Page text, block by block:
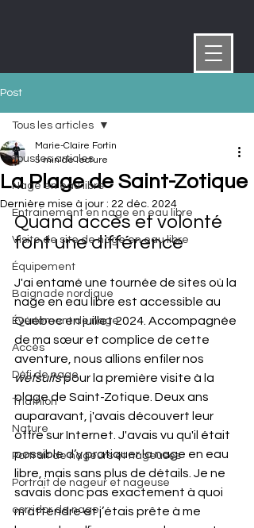
Post
Tous les articles
Nage en eau libre
Entrainement en nage en eau libre
Visite de site de nage en eau libre
Équipement
Baignade nordique
Événement de nage
Accès
Défi de nage
Triathlon
Nature
Portrait de nageurs et nageuses
Portrait de nageur et nageuse
corridor de nage
Tous les articles
La Plage de Saint-Zotique
Marie-Claire Fortin
5 min de lecture
Dernière mise à jour : 22 déc. 2024
Quand accès et volonté
font une différence
J'ai entamé une tournée de sites où la
nage en eau libre est accessible au
Québec en juillet 2024. Accompagnée
de ma sœur et complice de cette
aventure, nous allions enfiler nos
wetsuits pour la première visite à la
plage de Saint-Zotique. Deux ans
auparavant, j'avais découvert leur
offre sur Internet. J'avais vu qu'il était
possible d’y pratiquer la nage en eau
libre, mais sans plus de détails. Je ne
savais donc pas exactement à quoi
m'attendre et j’étais prête à me